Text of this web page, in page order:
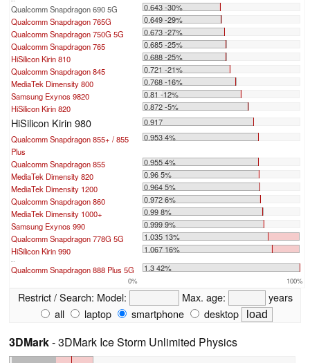
Qualcomm Snapdragon 690 5G
0.643 -30%
Qualcomm Snapdragon 765G
0.649 -29%
Qualcomm Snapdragon 750G 5G
0.673 -27%
Qualcomm Snapdragon 765
0.685 -25%
HiSilicon Kirin 810
0.688 -25%
Qualcomm Snapdragon 845
0.721 -21%
MediaTek Dimensity 800
0.768 -16%
Samsung Exynos 9820
0.81 -12%
HiSilicon Kirin 820
0.872 -5%
HiSilicon Kirin 980
0.917
Qualcomm Snapdragon 855+ / 855
Plus
0.953 4%
Qualcomm Snapdragon 855
0.955 4%
MediaTek Dimensity 820
0.96 5%
MediaTek Dimensity 1200
0.964 5%
Qualcomm Snapdragon 860
0.972 6%
MediaTek Dimensity 1000+
0.99 8%
Samsung Exynos 990
0.999 9%
Qualcomm Snapdragon 778G 5G
1.035 13%
HiSilicon Kirin 990
1.067 16%
Qualcomm Snapdragon 888 Plus 5G 1.3 42%
0% 100%
Restrict / Search: Model: Max. age:
years
all
laptop smartphone desktop
3DMark- 3DMark Ice Storm Unlimited Physics